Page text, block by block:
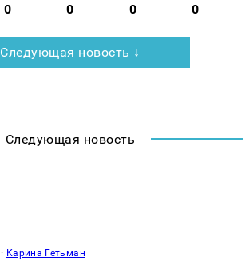
0 0 0 0
Следующая новость ↓
Следующая новость
· Карина Гетьман